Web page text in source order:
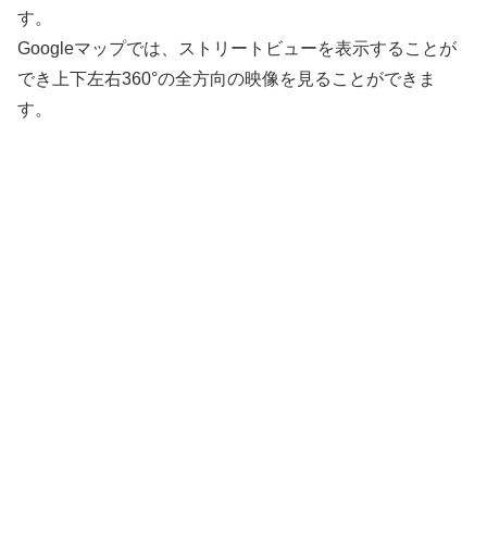
す。
Googleマップでは、ストリートビューを表示することが
でき上下左右360°の全方向の映像を見ることができま
す。